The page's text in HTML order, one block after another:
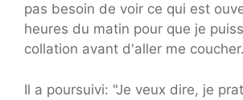
pas besoin de voir ce qui est
heures du matin pour que je
collation avant d'aller me
Il a poursuivi: "Je veux dire, je